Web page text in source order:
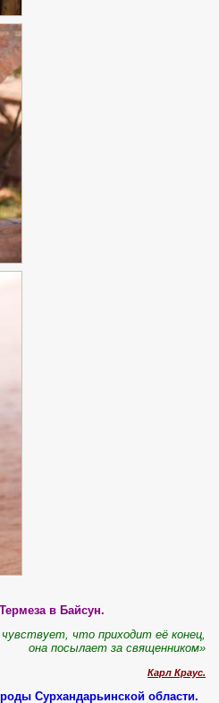
в Байсун.
что приходит её конец,
она посылает за священником»
Карл Краус.
Сурхандарьинской области.